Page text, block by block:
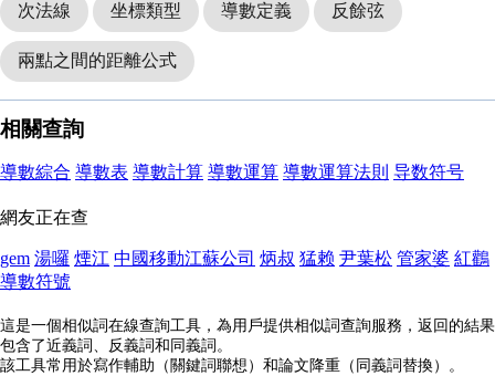
次法線 坐標類型 導數定義 反餘弦
兩點之間的距離公式
相關查詢
導數綜合 導數表 導數計算 導數運算 導數運算法則 导数符号
網友正在查
gem 湯囉 煙江 中國移動江蘇公司 炳叔 猛赖 尹葉松 管家婆 紅鸛
導數符號
這是一個相似詞在線查詢工具，為用戶提供相似詞查詢服務，返回的結果
包含了近義詞、反義詞和同義詞。
該工具常用於寫作輔助（關鍵詞聯想）和論文降重（同義詞替換）。